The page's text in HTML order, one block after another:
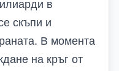
в
скъпи и
В момента
на кръг от